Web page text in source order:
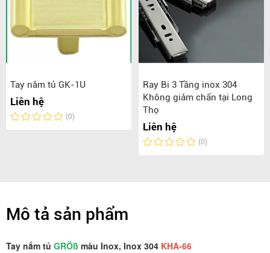
Tay nắm tủ GK-1U
Liên hệ
(0)
Ray Bi 3 Tầng inox 304
Không giảm chấn tại Long
Thọ
Liên hệ
(0)
Mô tả sản phẩm
Tay nắm tủ GRÖß màu Inox, Inox 304 KHA-66